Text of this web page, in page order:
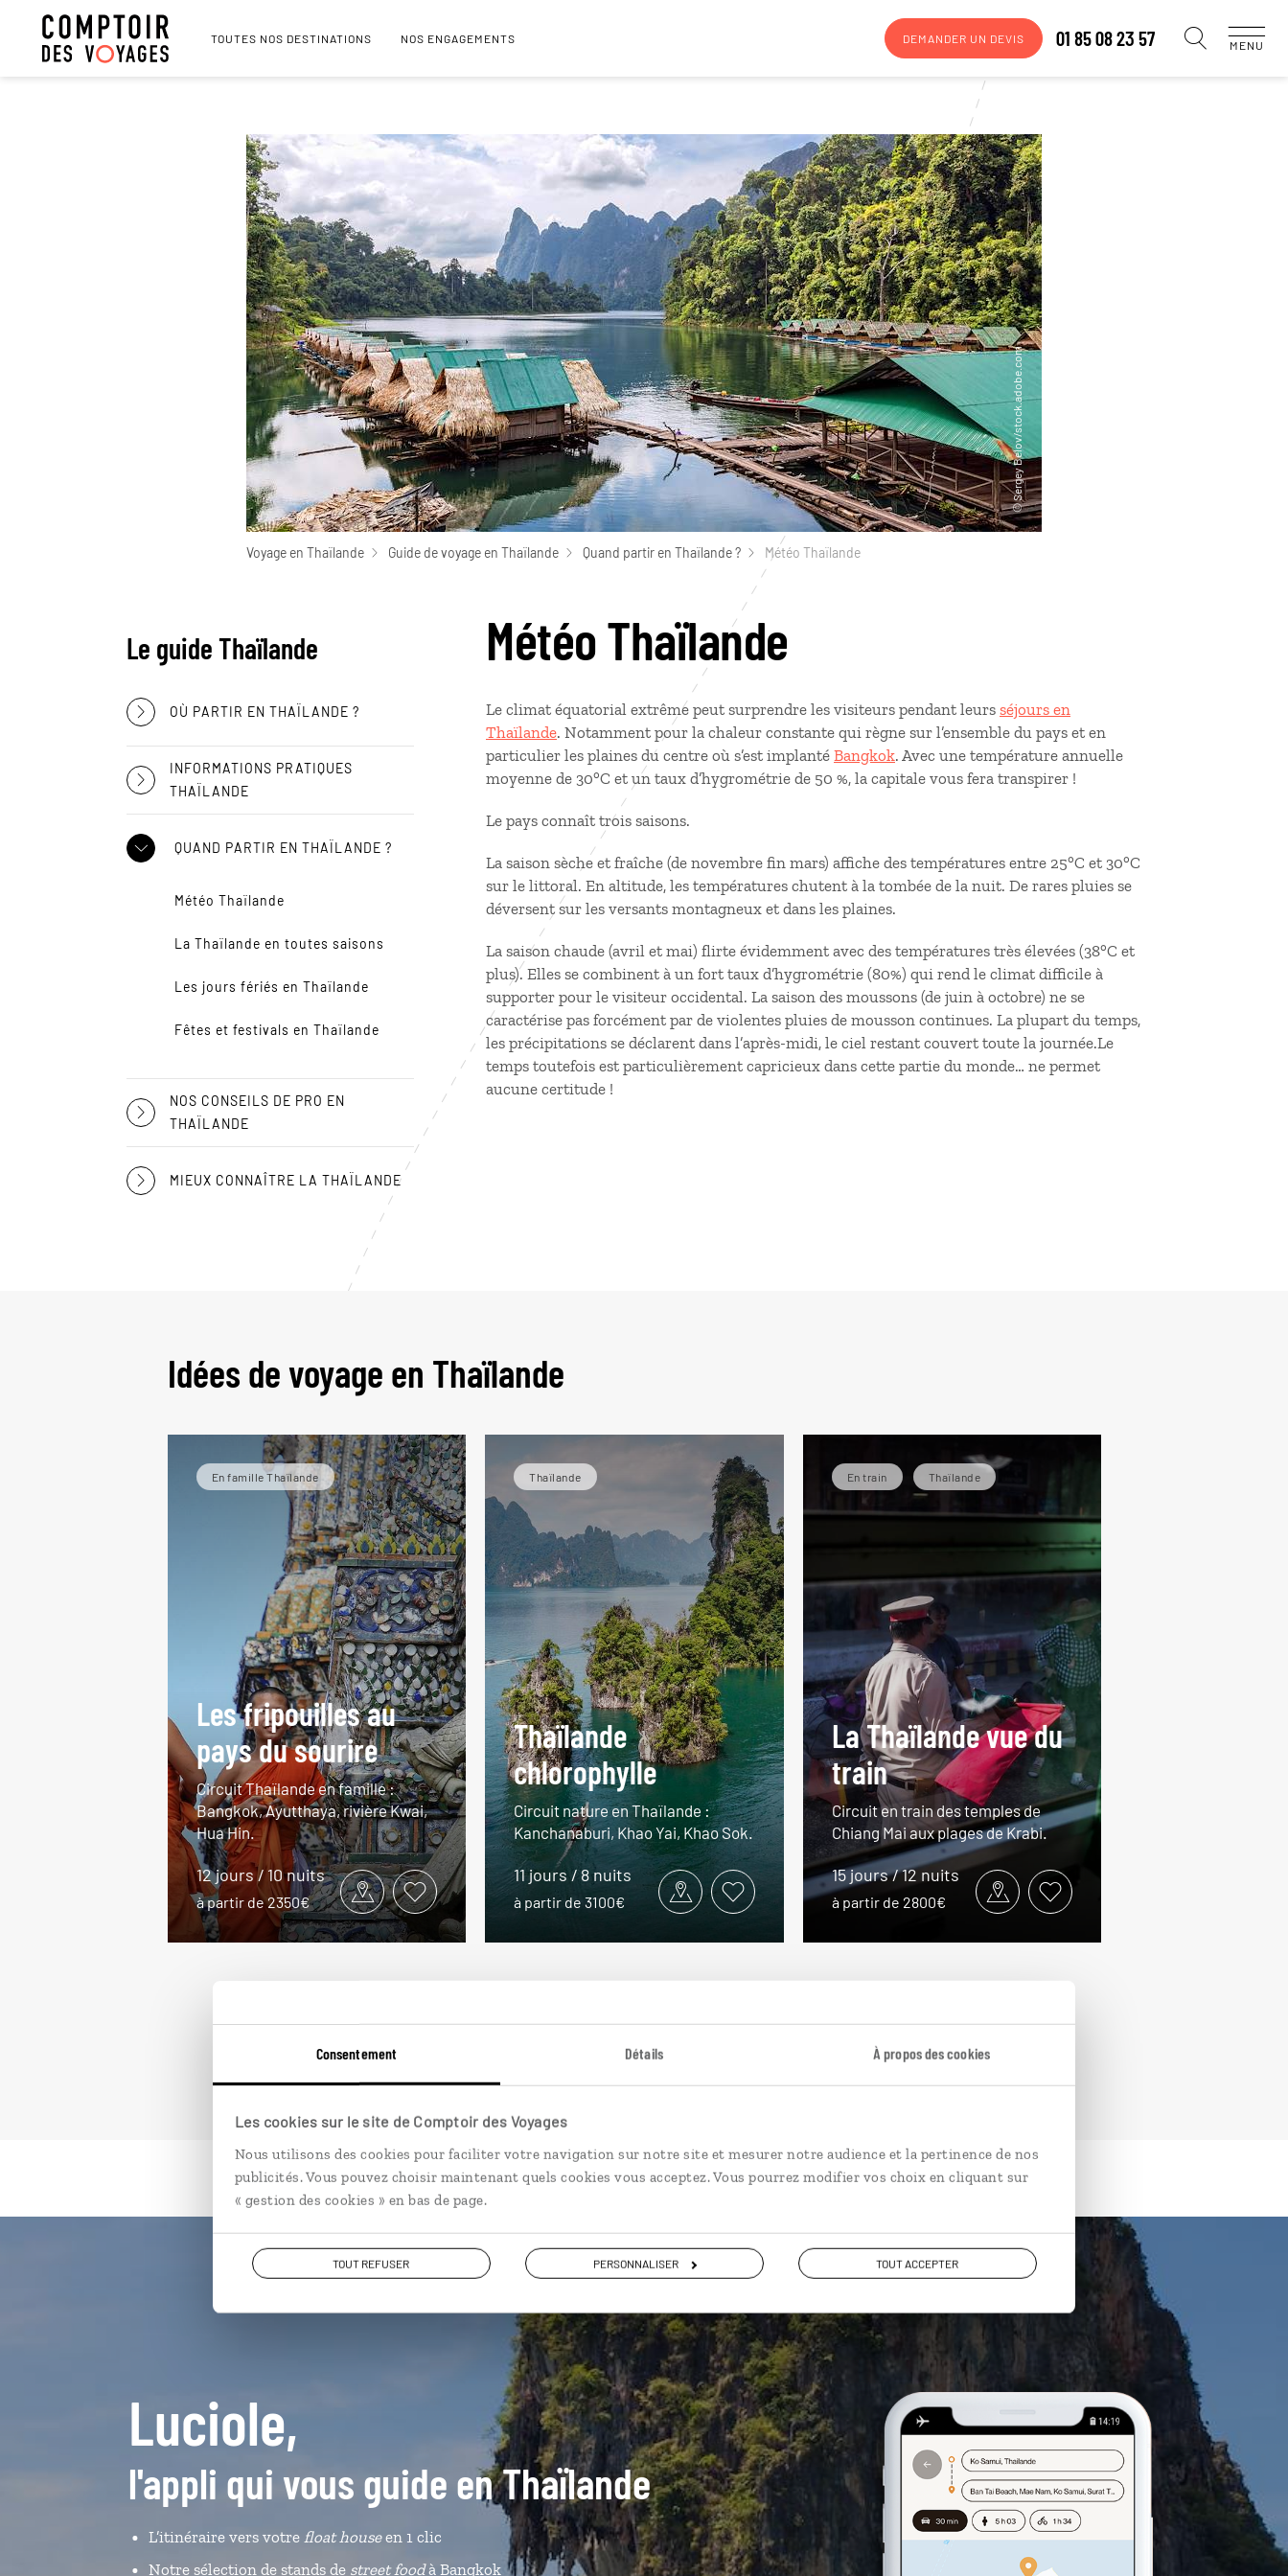
Consentement Détails À propos des cookies
Les cookies sur le site de Comptoir des Voyages
Nous utilisons des cookies pour faciliter votre navigation sur notre site et mesurer notre audience et la pertinence de nos
publicités. Vous pouvez choisir maintenant quels cookies vous acceptez. Vous pourrez modifier vos choix en cliquant sur
« gestion des cookies » en bas de page.
TOUT REFUSER PERSONNALISER TOUT ACCEPTER
TOUTES NOS DESTINATIONS NOS ENGAGEMENTS DEMANDER UN DEVIS 01 85 08 23 57 MENU
Voyage en Thaïlande Guide de voyage en Thaïlande Quand partir en Thaïlande ? Météo Thaïlande
Le guide
Le guide Thaïlande
OÙ PARTIR EN THAÏLANDE ?
INFORMATIONS PRATIQUES
THAÏLANDE
QUAND PARTIR EN THAÏLANDE ?
Météo Thaïlande
La Thaïlande en toutes saisons
Les jours fériés en Thaïlande
Fêtes et festivals en Thaïlande
NOS CONSEILS DE PRO EN
THAÏLANDE
MIEUX CONNAÎTRE LA THAÏLANDE
Météo Thaïlande
Le climat équatorial extrême peut surprendre les visiteurs pendant leurs séjours en
Thaïlande. Notamment pour la chaleur constante qui règne sur l’ensemble du pays et en
particulier les plaines du centre où s’est implanté Bangkok. Avec une température annuelle
moyenne de 30°C et un taux d’hygrométrie de 50 %, la capitale vous fera transpirer !
Le pays connaît trois saisons.
La saison sèche et fraîche (de novembre fin mars) affiche des températures entre 25°C et 30°C
sur le littoral. En altitude, les températures chutent à la tombée de la nuit. De rares pluies se
déversent sur les versants montagneux et dans les plaines.
La saison chaude (avril et mai) flirte évidemment avec des températures très élevées (38°C et
plus). Elles se combinent à un fort taux d’hygrométrie (80%) qui rend le climat difficile à
supporter pour le visiteur occidental. La saison des moussons (de juin à octobre) ne se
caractérise pas forcément par de violentes pluies de mousson continues. La plupart du temps,
les précipitations se déclarent dans l’après-midi, le ciel restant couvert toute la journée.Le
temps toutefois est particulièrement capricieux dans cette partie du monde… ne permet
aucune certitude !
Idées de voyage en Thaïlande
En famille Thaïlande
Les fripouilles au
pays du sourire
Circuit Thaïlande en famille :
Bangkok, Ayutthaya, rivière Kwai,
Hua Hin.
12 jours / 10 nuits
à partir de 2350€
Thaïlande
Thaïlande
chlorophylle
Circuit nature en Thaïlande :
Kanchanaburi, Khao Yai, Khao Sok.
11 jours / 8 nuits
à partir de 3100€
En train Thaïlande
La Thaïlande vue du
train
Circuit en train des temples de
Chiang Mai aux plages de Krabi.
15 jours / 12 nuits
à partir de 2800€
Luciole,
l'appli qui vous guide en Thaïlande
L’itinéraire vers votre float houseen 1 clic
Notre sélection de stands de street foodà Bangkok